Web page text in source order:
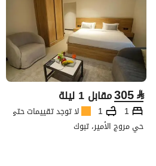
⃁
305مقابل 1 ليلة
1
1
لا توجد تقييمات حتى الآن
حي مروج الأمير، تبوك